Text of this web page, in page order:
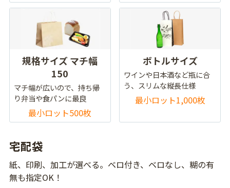
規格サイズ マチ幅
150
マチ幅が広いので、持ち帰
り弁当や食パンに最良
最小ロット500枚
ボトルサイズ
ワインや日本酒など瓶に合
う、スリムな縦長仕様
最小ロット1,000枚
宅配袋
紙、印刷、加工が選べる。ベロ付き、ベロなし、糊の有
無も指定OK！